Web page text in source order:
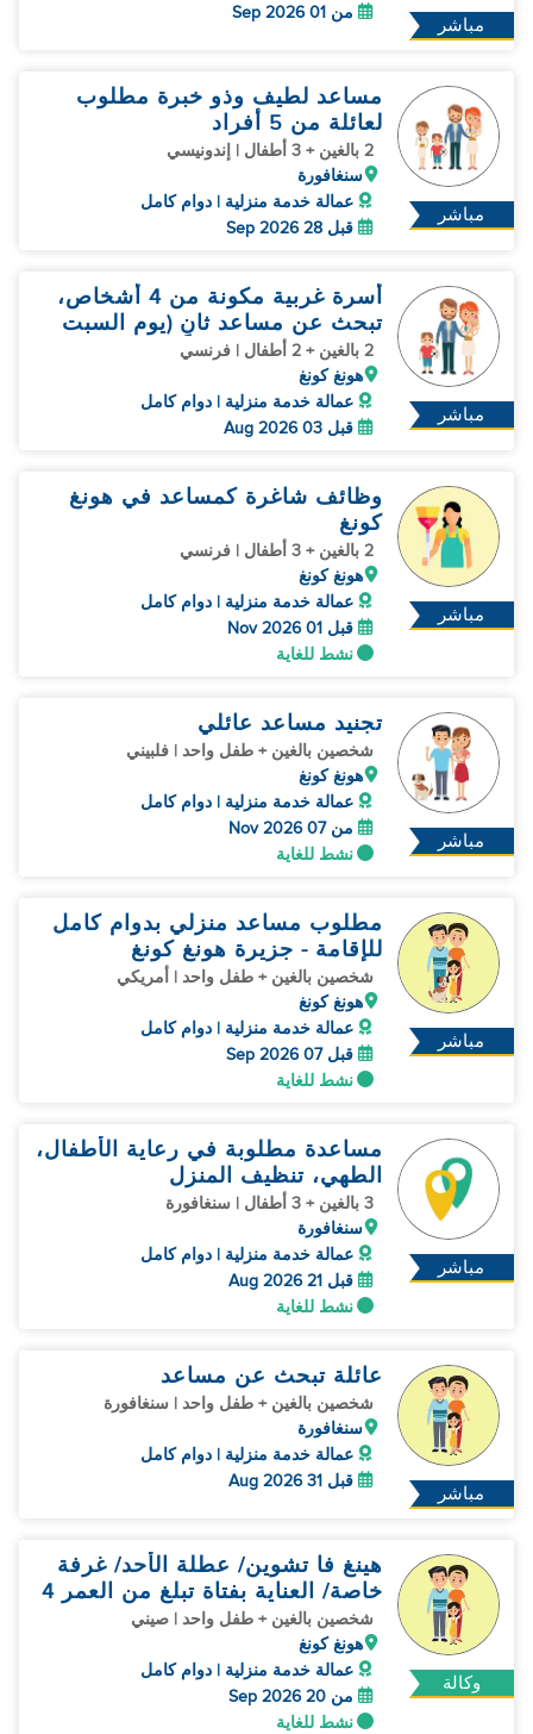
مباشر
من 01 Sep 2026
مباشر
مساعد لطيف وذو خبرة مطلوب
لعائلة من 5 أفراد
2 بالغين + 3 أطفال | إندونيسي
سنغافورة
عمالة خدمة منزلية | دوام كامل
قبل 28 Sep 2026
مباشر
أسرة غربية مكونة من 4 أشخاص،
تبحث عن مساعد ثانٍ (يوم السبت
عطلة)
2 بالغين + 2 أطفال | فرنسي
هونغ كونغ
عمالة خدمة منزلية | دوام كامل
قبل 03 Aug 2026
مباشر
وظائف شاغرة كمساعد في هونغ
كونغ
2 بالغين + 3 أطفال | فرنسي
هونغ كونغ
عمالة خدمة منزلية | دوام كامل
قبل 01 Nov 2026
نشط للغاية
مباشر
تجنيد مساعد عائلي
شخصين بالغين + طفل واحد | فلبيني
هونغ كونغ
عمالة خدمة منزلية | دوام كامل
من 07 Nov 2026
نشط للغاية
مباشر
مطلوب مساعد منزلي بدوام كامل
للإقامة - جزيرة هونغ كونغ
شخصين بالغين + طفل واحد | أمريكي
هونغ كونغ
عمالة خدمة منزلية | دوام كامل
قبل 07 Sep 2026
نشط للغاية
مباشر
مساعدة مطلوبة في رعاية الأطفال،
الطهي، تنظيف المنزل
3 بالغين + 3 أطفال | سنغافورة
سنغافورة
عمالة خدمة منزلية | دوام كامل
قبل 21 Aug 2026
نشط للغاية
مباشر
عائلة تبحث عن مساعد
شخصين بالغين + طفل واحد | سنغافورة
سنغافورة
عمالة خدمة منزلية | دوام كامل
قبل 31 Aug 2026
وكالة
هينغ فا تشوين/ عطلة الأحد/ غرفة
خاصة/ العناية بفتاة تبلغ من العمر 4
سنوات
شخصين بالغين + طفل واحد | صيني
هونغ كونغ
عمالة خدمة منزلية | دوام كامل
من 20 Sep 2026
نشط للغاية